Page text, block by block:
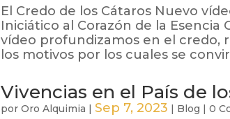
El Credo de los Cátaros Nuevo
Iniciático al Corazón de la Esencia
vídeo profundizamos en el credo,
los motivos por los cuales se
Vivencias en el País de
porOro Alquimia | Sep 7, 2023 | Blog |0